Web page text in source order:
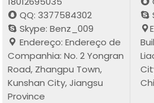
QQ: 3377584302
Skype: Benz_009
Endereço: Endereço de
Companhia: No. 2 Yongran
Road, Zhangpu Town,
Kunshan City, Jiangsu
Province